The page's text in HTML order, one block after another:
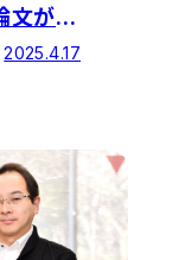
文が学
2025.4.17